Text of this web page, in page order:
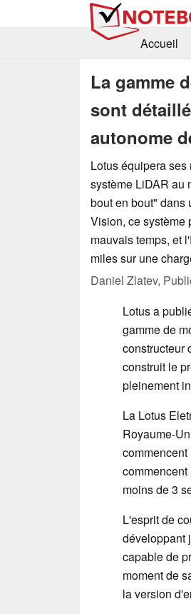
Accueil
La gamme
sont
autonome
Lotus équipera
système LiDAR au
bout en bout" dans
Vision, ce système
mauvais temps, et
miles sur une
Daniel Zlatev,
Lotus a
gamme de
constructeur
construit le
pleinement
La Lotus
Royaume-
moins de 3
L'esprit de
développant
capable de
moment de
la version